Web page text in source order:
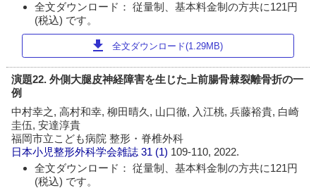
全文ダウンロード： 従量制、基本料金制の方共に121円
(税込) です。
download 全文ダウンロード(1.29MB)
演題22. 外側大腿皮神経障害を生じた上前腸骨棘裂離骨折の一
例
中村幸之, 高村和幸, 柳田晴久, 山口徹, 入江桃, 兵藤裕貴, 白崎
圭伍, 安達淳貴
福岡市立こども病院 整形・脊椎外科
日本小児整形外科学会雑誌 31 (1) 109-110, 2022.
全文ダウンロード： 従量制、基本料金制の方共に121円
(税込) です。